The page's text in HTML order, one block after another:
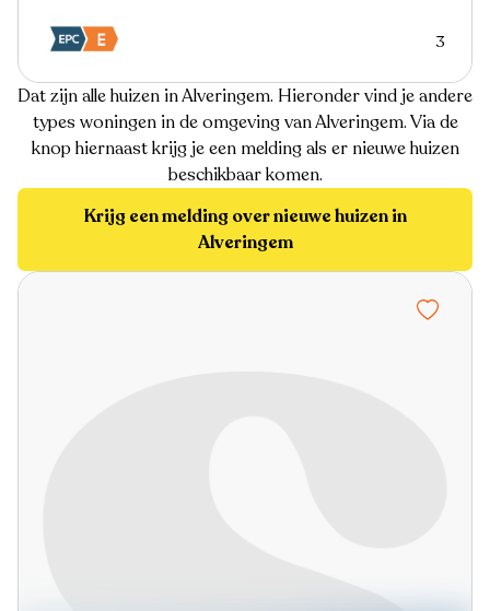
3
Dat zijn alle huizen in Alveringem. Hieronder vind je andere
types woningen in de omgeving van Alveringem. Via de
knop hiernaast krijg je een melding als er nieuwe huizen
beschikbaar komen.
Krijg een melding over nieuwe huizen in
Alveringem